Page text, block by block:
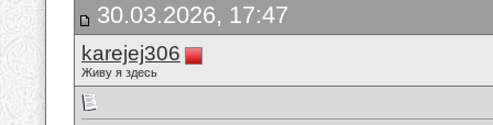
30.03.2026, 17:47
karejej306
Живу я здесь